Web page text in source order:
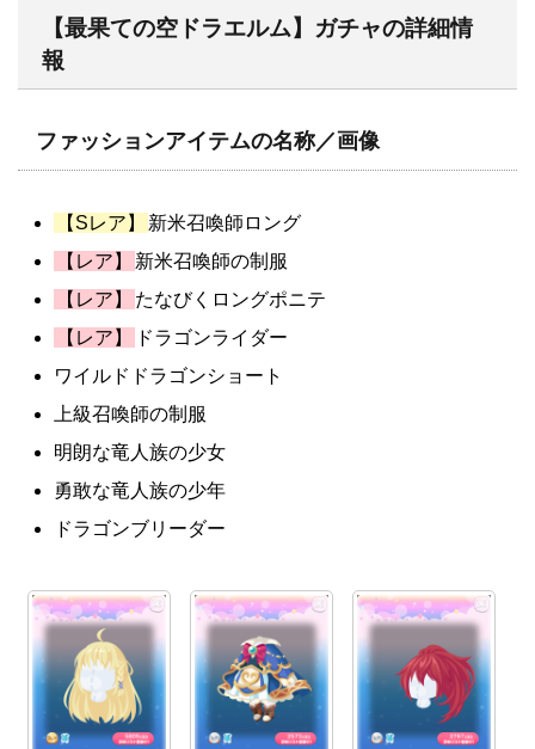
【最果ての空ドラエルム】ガチャの詳細情
報
ファッションアイテムの名称／画像
【Sレア】
新米召喚師ロング
【レア】
新米召喚師の制服
【レア】
たなびくロングポニテ
【レア】
ドラゴンライダー
ワイルドドラゴンショート
上級召喚師の制服
明朗な竜人族の少女
勇敢な竜人族の少年
ドラゴンブリーダー